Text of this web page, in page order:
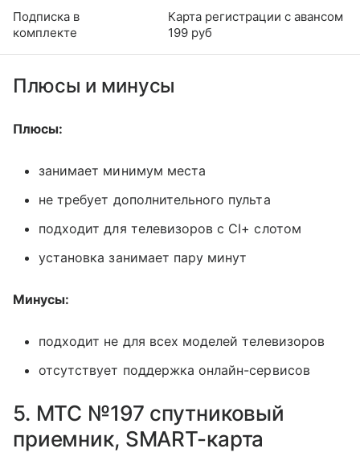
Подписка в
комплекте
Карта регистрации с авансом
199 руб
Плюсы и минусы
Плюсы:
занимает минимум места
не требует дополнительного пульта
подходит для телевизоров с CI+ слотом
установка занимает пару минут
Минусы:
подходит не для всех моделей телевизоров
отсутствует поддержка онлайн-сервисов
5. МТС №197 спутниковый
приемник, SMART-карта